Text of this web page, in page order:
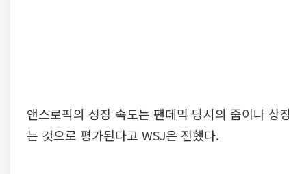
앤스로픽의 성장 속도는 팬데믹 당시의 줌이나 상
는 것으로 평가된다고 WSJ은 전했다.